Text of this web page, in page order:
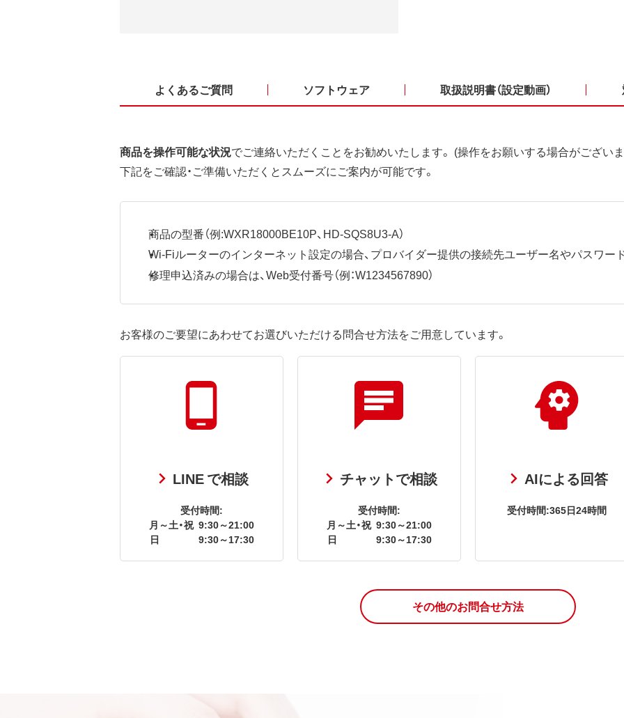
よくあるご質問 ソフトウェア 取扱説明書（設定動画）
商品を操作可能な状況でご連絡いただくことをお勧めいたします。 (操作をお願いする場合がござい
下記をご確認・ご準備いただくとスムーズにご案内が可能です。
商品の型番（例:WXR18000BE10P、HD-SQS8U3-A）
Wi-Fiルーターのインターネット設定の場合、プロバイダー提供の接続先ユーザー名やパスワー
修理申込済みの場合は、Web受付番号（例：W1234567890）
お客様のご要望にあわせてお選びいただける問合せ方法をご用意しています。
LINE で相談
受付時間:
月～土・祝 9:30～21:00
日
9:30～17:30
チャットで相談
受付時間:
月～土・祝 9:30～21:00
日
9:30～17:30
AIによる回答
受付時間:365日24時間
その他のお問合せ方法